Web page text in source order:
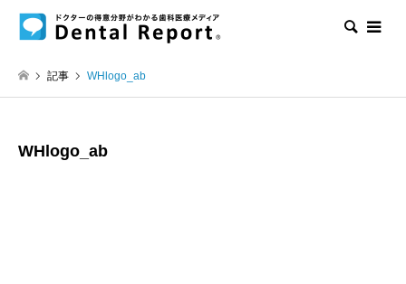
検索
記事 WHlogo_ab
WHlogo_ab